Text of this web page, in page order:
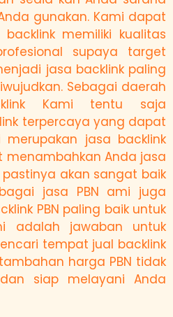
gunakan. Kami dapat
memiliki kualitas
supaya target
jasa backlink paling
Sebagai daerah
Kami tentu saja
terpercaya yang dapat
merupakan jasa backlink
menambahkan Anda jasa
akan sangat baik
jasa PBN ami juga
PBN paling baik untuk
adalah jawaban untuk
tempat jual backlink
harga PBN tidak
siap melayani Anda